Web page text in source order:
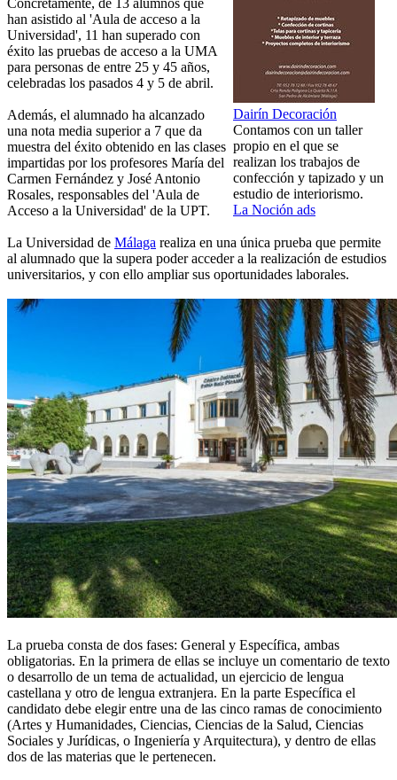
Dairín Decoración
Contamos con un taller
propio en el que se
realizan los trabajos de
confección y tapizado y un
estudio de interiorismo.
La Noción ads
Concretamente, de 13 alumnos que
han asistido al 'Aula de acceso a la
Universidad', 11 han superado con
éxito las pruebas de acceso a la UMA
para personas de entre 25 y 45 años,
celebradas los pasados 4 y 5 de abril.
Además, el alumnado ha alcanzado
una nota media superior a 7 que da
muestra del éxito obtenido en las clases
impartidas por los profesores María del
Carmen Fernández y José Antonio
Rosales, responsables del 'Aula de
Acceso a la Universidad' de la UPT.
La Universidad de Málaga realiza en una única prueba que permite
al alumnado que la supera poder acceder a la realización de estudios
universitarios, y con ello ampliar sus oportunidades laborales.
La prueba consta de dos fases: General y Específica, ambas
obligatorias. En la primera de ellas se incluye un comentario de texto
o desarrollo de un tema de actualidad, un ejercicio de lengua
castellana y otro de lengua extranjera. En la parte Específica el
candidato debe elegir entre una de las cinco ramas de conocimiento
(Artes y Humanidades, Ciencias, Ciencias de la Salud, Ciencias
Sociales y Jurídicas, o Ingeniería y Arquitectura), y dentro de ellas
dos de las materias que le pertenecen.